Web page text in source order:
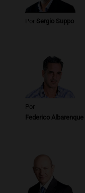
Panorama
Episodios
Panorama
Por Sergio Suppo
Por
Federico Albarenque